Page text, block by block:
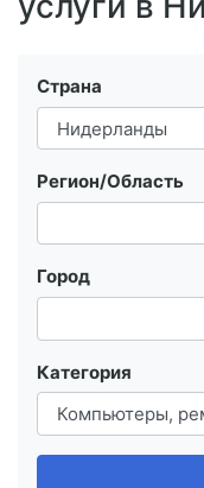
Страна
Регион/Область
Город
Категория